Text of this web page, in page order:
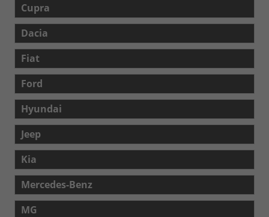
Cupra
Dacia
Fiat
Ford
Hyundai
Jeep
Kia
Mercedes-Benz
MG